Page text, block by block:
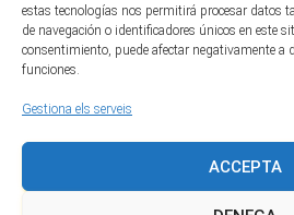
estas tecnologías nos permitirá procesar datos
de navegación o identificadores únicos en este
consentimiento, puede afectar negativamente a
funciones.
Gestiona els serveis
ACCEPTA